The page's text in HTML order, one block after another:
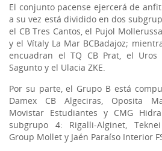
El conjunto pacense ejercerá de
a su vez está dividido en dos
el CB Tres Cantos, el Pujol
y el Vítaly La Mar BCBadajoz;
encuadran el TQ CB Prat, el Uros
Sagunto y el Ulacia ZKE.
Por su parte, el Grupo B está
Damex CB Algeciras, Oposita
Movistar Estudiantes y CMG
subgrupo 4: Rigalli-Alginet,
Group Mollet y Jaén Paraíso Interior